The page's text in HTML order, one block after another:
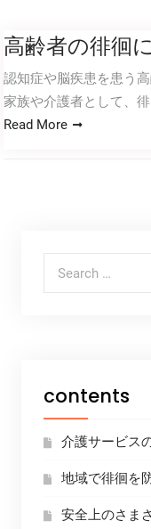
高齢者の徘徊
認知症や脳疾患を患う
家族や介護者として、徘
Read More
contents
介護サービス
地域で徘徊を
安全上のさま